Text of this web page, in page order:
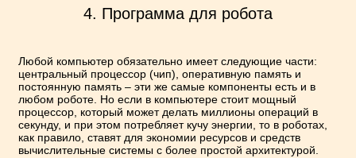
4. Программа для робота
Любой компьютер обязательно имеет следующие части:
центральный процессор (чип), оперативную память и
постоянную память – эти же самые компоненты есть и в
любом роботе. Но если в компьютере стоит мощный
процессор, который может делать миллионы операций в
секунду, и при этом потребляет кучу энергии, то в роботах,
как правило, ставят для экономии ресурсов и средств
вычислительные системы с более простой архитектурой.